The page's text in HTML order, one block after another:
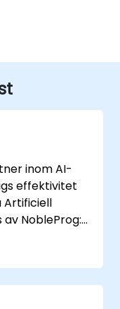
inom AI-
effektivitet
Artificiell
NobleProg:s
och
vilket
är
Vår